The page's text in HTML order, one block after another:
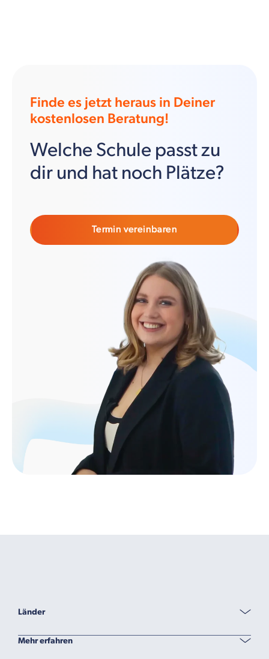
Finde es jetzt heraus in Deiner
kostenlosen Beratung!
Welche Schule passt zu
dir und hat noch Plätze?
Termin vereinbaren
Länder
Mehr erfahren